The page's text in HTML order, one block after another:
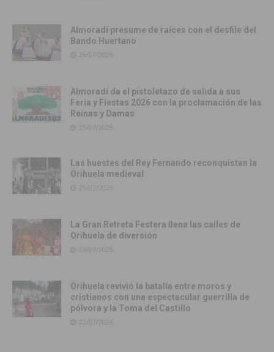
Almoradí presume de raíces con el desfile del
Bando Huertano
26/07/2026
Almoradí da el pistoletazo de salida a sus
Feria y Fiestas 2026 con la proclamación de las
Reinas y Damas
25/07/2026
Las huestes del Rey Fernando reconquistan la
Orihuela medieval
25/07/2026
La Gran Retreta Festera llena las calles de
Orihuela de diversión
24/07/2026
Orihuela revivió la batalla entre moros y
cristianos con una espectacular guerrilla de
pólvora y la Toma del Castillo
22/07/2026